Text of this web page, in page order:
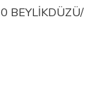
BEYLİKDÜZÜ/